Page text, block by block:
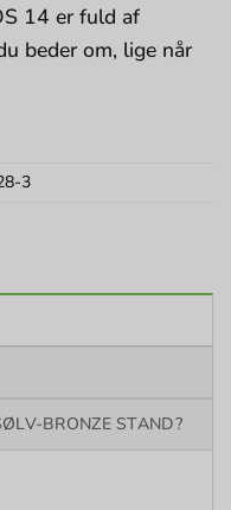
14 er fuld af
beder om, lige når
3
BRONZE STAND?